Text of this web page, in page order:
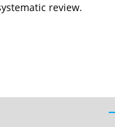
review.